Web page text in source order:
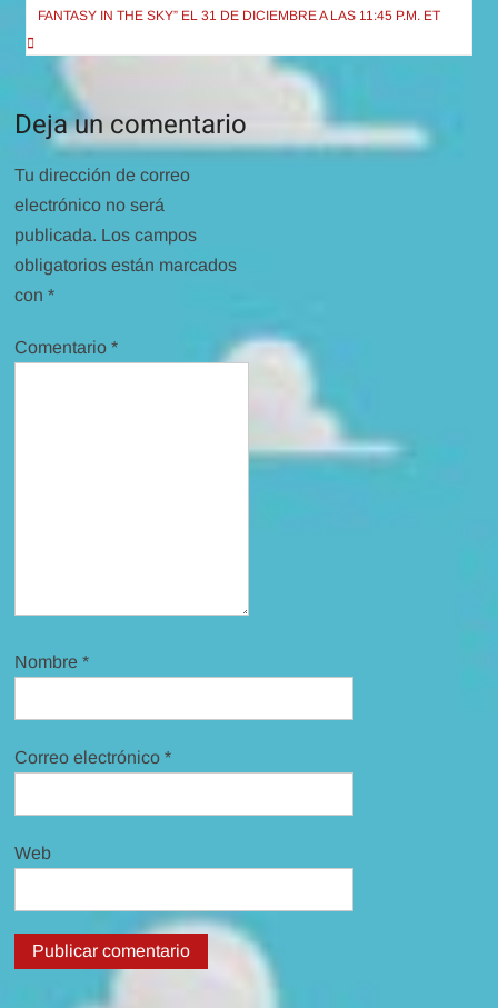
FANTASY IN THE SKY” EL 31 DE DICIEMBRE A LAS 11:45 P.M. ET
Deja un comentario
Tu dirección de correo
electrónico no será
publicada. Los campos
obligatorios están marcados
con*
Comentario*
Nombre*
Correo electrónico*
Web